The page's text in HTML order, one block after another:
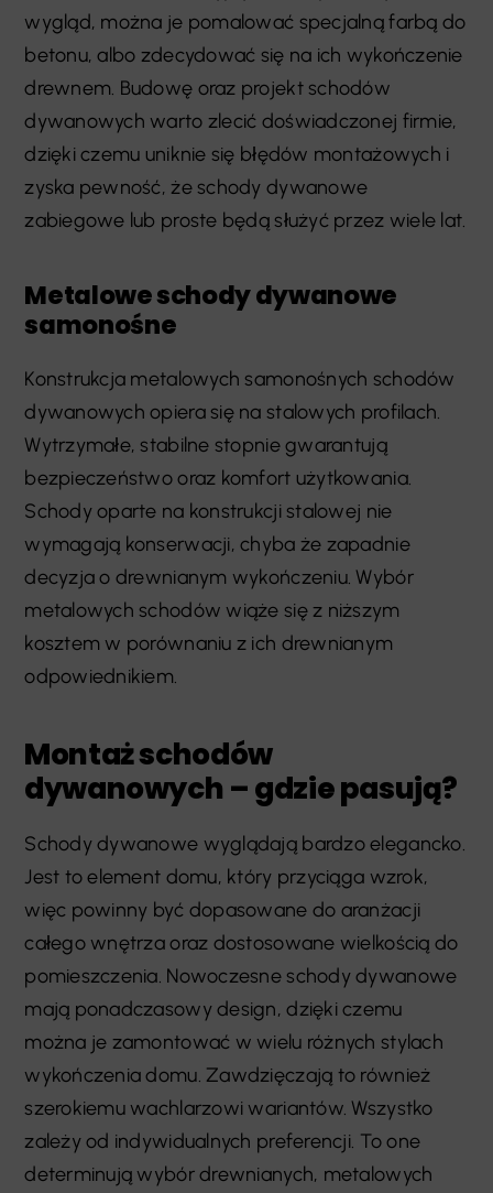
wygląd, można je pomalować specjalną farbą do
betonu, albo zdecydować się na ich wykończenie
drewnem. Budowę oraz projekt schodów
dywanowych warto zlecić doświadczonej firmie,
dzięki czemu uniknie się błędów montażowych i
zyska pewność, że schody dywanowe
zabiegowe lub proste będą służyć przez wiele lat.
Metalowe schody dywanowe
samonośne
Konstrukcja metalowych samonośnych schodów
dywanowych opiera się na stalowych profilach.
Wytrzymałe, stabilne stopnie gwarantują
bezpieczeństwo oraz komfort użytkowania.
Schody oparte na konstrukcji stalowej nie
wymagają konserwacji, chyba że zapadnie
decyzja o drewnianym wykończeniu. Wybór
metalowych schodów wiąże się z niższym
kosztem w porównaniu z ich drewnianym
odpowiednikiem.
Montaż schodów
dywanowych – gdzie pasują?
Schody dywanowe wyglądają bardzo elegancko.
Jest to element domu, który przyciąga wzrok,
więc powinny być dopasowane do aranżacji
całego wnętrza oraz dostosowane wielkością do
pomieszczenia. Nowoczesne schody dywanowe
mają ponadczasowy design, dzięki czemu
można je zamontować w wielu różnych stylach
wykończenia domu. Zawdzięczają to również
szerokiemu wachlarzowi wariantów. Wszystko
zależy od indywidualnych preferencji. To one
determinują wybór drewnianych, metalowych